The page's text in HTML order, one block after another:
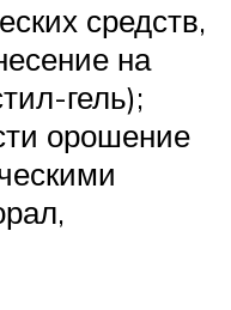
средств,
на
гель);
орошение